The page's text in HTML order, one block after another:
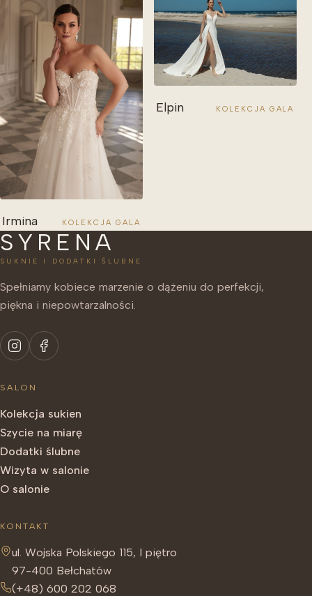
Irmina KOLEKCJA GALA
Elpin KOLEKCJA GALA
SYRENA
SUKNIE I DODATKI ŚLUBNE
Spełniamy kobiece marzenie o dążeniu do perfekcji,
piękna i niepowtarzalności.
SALON
Kolekcja sukien
Szycie na miarę
Dodatki ślubne
Wizyta w salonie
O salonie
KONTAKT
ul. Wojska Polskiego 115, I piętro
97-400 Bełchatów
(+48) 600 202 068